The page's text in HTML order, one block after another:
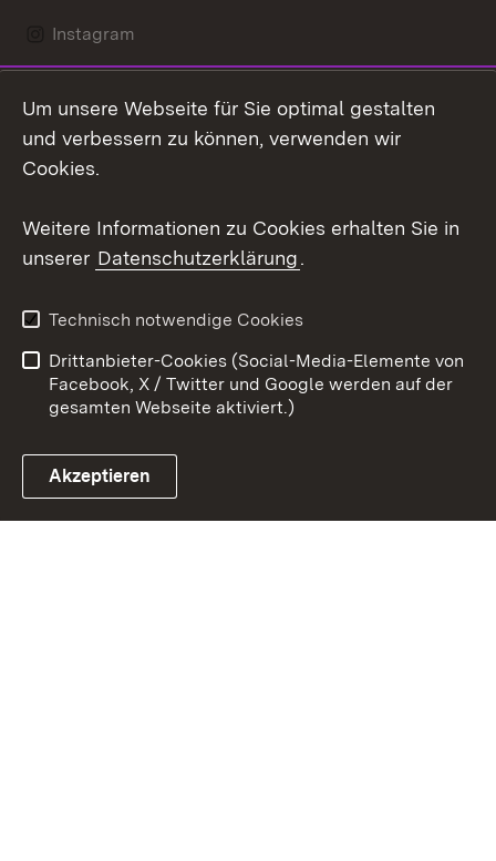
Instagram
Mastodon
Youtube
Link zum Landesportal
Kontakt
Datenschutz
Barrierefreiheit
Impressum Cookies
Um unsere Webseite für Sie optimal gestalten
und verbessern zu können, verwenden wir
Cookies.
Weitere Informationen zu Cookies erhalten Sie in
unserer Datenschutzerklärung.
Technisch notwendige Cookies
Drittanbieter-Cookies (Social-Media-Elemente von
Facebook, X / Twitter und Google werden auf der
gesamten Webseite aktiviert.)
Akzeptieren